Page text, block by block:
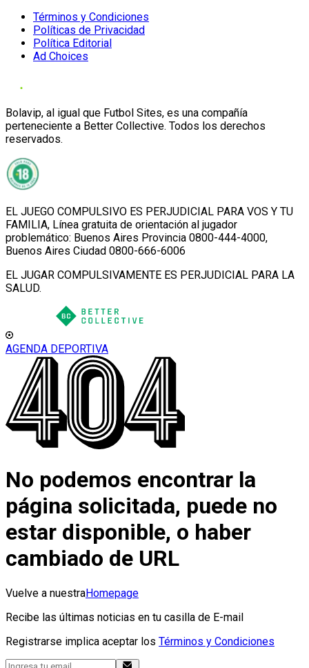
Términos y Condiciones
Políticas de Privacidad
Política Editorial
Ad Choices
Bolavip, al igual que Futbol Sites, es una compañía
perteneciente a Better Collective. Todos los derechos
reservados.
EL JUEGO COMPULSIVO ES PERJUDICIAL PARA VOS Y TU
FAMILIA, Línea gratuita de orientación al jugador
problemático: Buenos Aires Provincia 0800-444-4000,
Buenos Aires Ciudad 0800-666-6006
EL JUGAR COMPULSIVAMENTE ES PERJUDICIAL PARA LA
SALUD.
AGENDA DEPORTIVA
No podemos encontrar la
página solicitada, puede no
estar disponible, o haber
cambiado de URL
Vuelve a nuestraHomepage
Recibe las últimas noticias en tu casilla de E-mail
Registrarse implica aceptar los Términos y Condiciones